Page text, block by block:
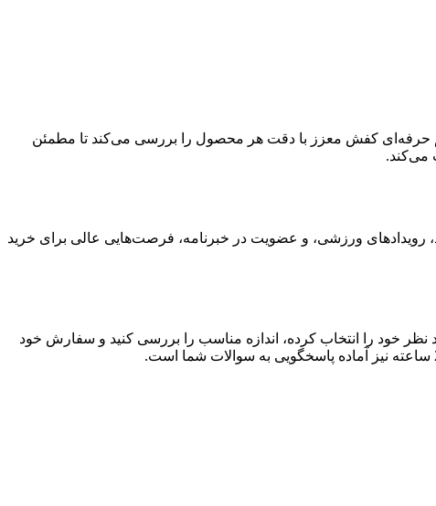
تیم حرفه‌ای کفش معزز با دقت هر محصول را بررسی می‌کند تا مطمئن
می‌کند.
رویدادهای ورزشی، و عضویت در خبرنامه، فرصت‌هایی عالی برای خرید
خود را انتخاب کرده، اندازه مناسب را بررسی کنید و سفارش خود